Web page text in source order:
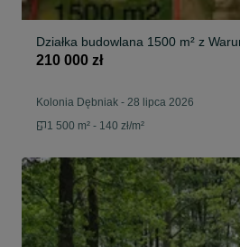
Działka budowlana 1500 m² z
210 000 zł
Kolonia Dębniak - 28 lipca 2026
1 500 m² - 140 zł/m²